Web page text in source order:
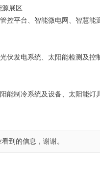
源展区
控平台、智能微电网、智慧
发电系统、太阳能检测及控
能制冷系统及设备、太阳能
到的信息，谢谢。